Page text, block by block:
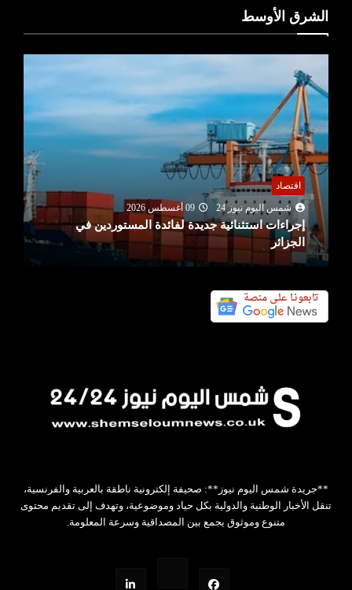
الشرق الأوسط
اقتصاد
شمس اليوم نيوز 24
09 أغسطس 2026
إجراءات استثنائية جديدة لفائدة المستوردين في
الجزائر
**جريدة شمس اليوم نيوز**: صحيفة إلكترونية ناطقة بالعربية والفرنسية،
تنقل الأخبار الوطنية والدولية بكل حياد وموضوعية، وتهدف إلى تقديم محتوى
متنوع وموثوق يجمع بين المصداقية وسرعة المعلومة.